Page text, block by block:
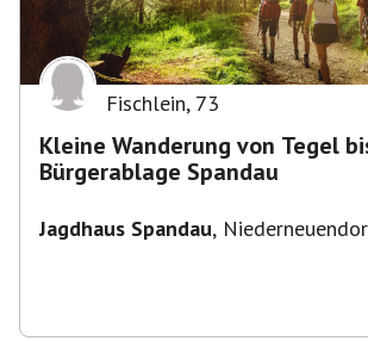
Fischlein, 73
Kleine Wanderung von Tegel
Bürgerablage Spandau
Jagdhaus Spandau,